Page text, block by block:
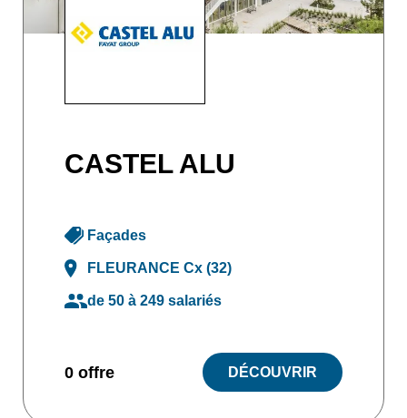
CASTEL ALU
Façades
FLEURANCE Cx (32)
de 50 à 249 salariés
0 offre DÉCOUVRIR